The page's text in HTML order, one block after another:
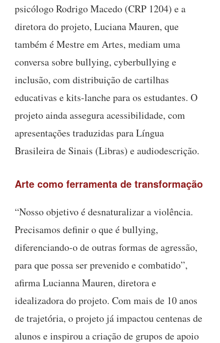
psicólogo Rodrigo Macedo (CRP 1204) e a
diretora do projeto, Luciana Mauren, que
também é Mestre em Artes, mediam uma
conversa sobre bullying, cyberbullying e
inclusão, com distribuição de cartilhas
educativas e kits-lanche para os estudantes. O
projeto ainda assegura acessibilidade, com
apresentações traduzidas para Língua
Brasileira de Sinais (Libras) e audiodescrição.
Arte como ferramenta de transformação
“Nosso objetivo é desnaturalizar a violência.
Precisamos definir o que é bullying,
diferenciando-o de outras formas de agressão,
para que possa ser prevenido e combatido”,
afirma Lucianna Mauren, diretora e
idealizadora do projeto. Com mais de 10 anos
de trajetória, o projeto já impactou centenas de
alunos e inspirou a criação de grupos de apoio